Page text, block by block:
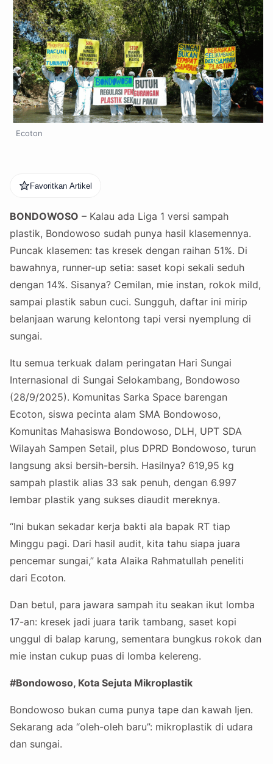
Ecoton
Favoritkan Artikel
BONDOWOSO – Kalau ada Liga 1 versi sampah
plastik, Bondowoso sudah punya hasil klasemennya.
Puncak klasemen: tas kresek dengan raihan 51%. Di
bawahnya, runner-up setia: saset kopi sekali seduh
dengan 14%. Sisanya? Cemilan, mie instan, rokok mild,
sampai plastik sabun cuci. Sungguh, daftar ini mirip
belanjaan warung kelontong tapi versi nyemplung di
sungai.
Itu semua terkuak dalam peringatan Hari Sungai
Internasional di Sungai Selokambang, Bondowoso
(28/9/2025). Komunitas Sarka Space barengan
Ecoton, siswa pecinta alam SMA Bondowoso,
Komunitas Mahasiswa Bondowoso, DLH, UPT SDA
Wilayah Sampen Setail, plus DPRD Bondowoso, turun
langsung aksi bersih-bersih. Hasilnya? 619,95 kg
sampah plastik alias 33 sak penuh, dengan 6.997
lembar plastik yang sukses diaudit mereknya.
“Ini bukan sekadar kerja bakti ala bapak RT tiap
Minggu pagi. Dari hasil audit, kita tahu siapa juara
pencemar sungai,” kata Alaika Rahmatullah peneliti
dari Ecoton.
Dan betul, para jawara sampah itu seakan ikut lomba
17-an: kresek jadi juara tarik tambang, saset kopi
unggul di balap karung, sementara bungkus rokok dan
mie instan cukup puas di lomba kelereng.
#Bondowoso, Kota Sejuta Mikroplastik
Bondowoso bukan cuma punya tape dan kawah Ijen.
Sekarang ada “oleh-oleh baru”: mikroplastik di udara
dan sungai.